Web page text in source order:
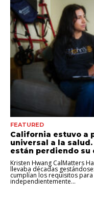
FEATURED
California estuvo a
universal a la
están perdiendo su
Kristen Hwang CalMatters
llevaba décadas
cumplían los requisitos
independientemente...